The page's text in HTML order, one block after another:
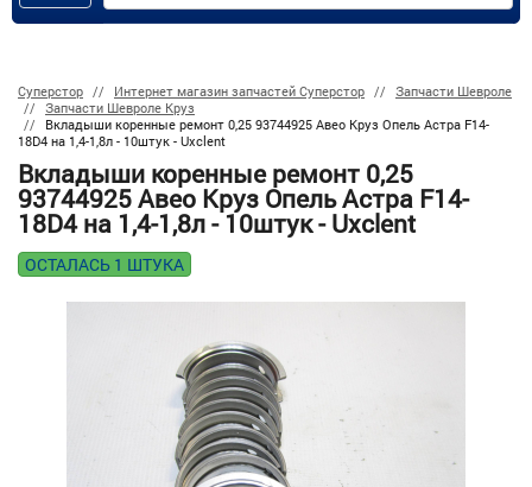
Суперстор Интернет магазин запчастей Суперстор
Запчасти Шевроле
Запчасти Шевроле Круз
Вкладыши коренные ремонт 0,25 93744925 Авео Круз Опель Астра F14-
18D4 на 1,4-1,8л - 10штук - Uxclent
Вкладыши коренные ремонт 0,25
93744925 Авео Круз Опель Астра F14-
18D4 на 1,4-1,8л - 10штук - Uxclent
ОСТАЛАСЬ 1 ШТУКА